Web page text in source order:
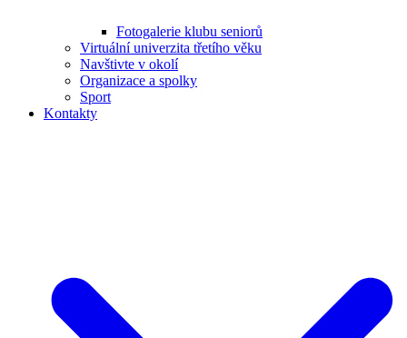
Fotogalerie klubu seniorů
Virtuální univerzita třetího věku
Navštivte v okolí
Organizace a spolky
Sport
Kontakty